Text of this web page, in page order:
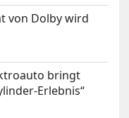
von Dolby wird
bringt
Erlebnis“